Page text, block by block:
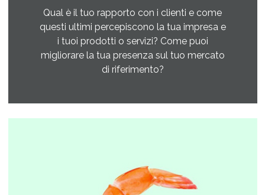
Qual è il tuo rapporto con i clienti e come
questi ultimi percepiscono la tua impresa e
i tuoi prodotti o servizi? Come puoi
migliorare la tua presenza sul tuo mercato
di riferimento?